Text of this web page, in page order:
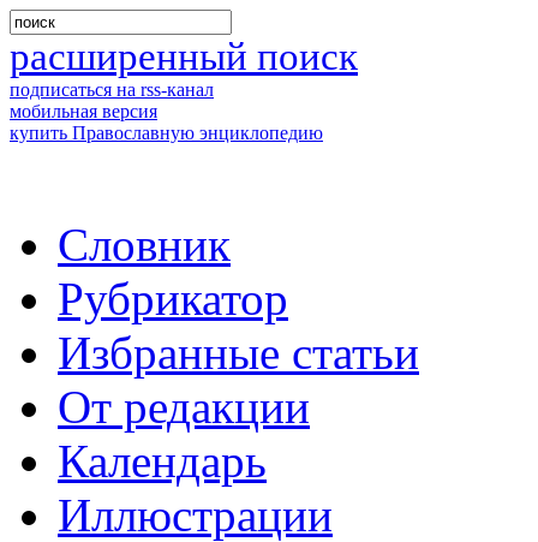
расширенный поиск
подписаться на rss-канал
мобильная версия
купить Православную энциклопедию
Словник
Рубрикатор
Избранные статьи
От редакции
Календарь
Иллюстрации